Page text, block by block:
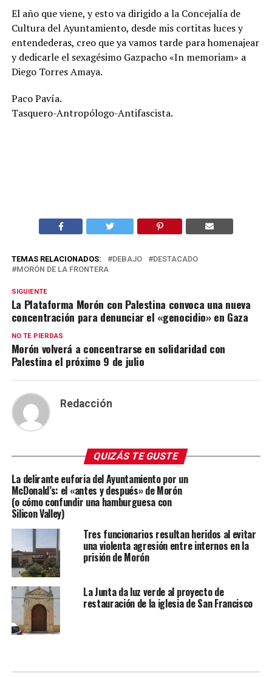
El año que viene, y esto va dirigido a la Concejalía de
Cultura del Ayuntamiento, desde mis cortitas luces y
entendederas, creo que ya vamos tarde para homenajear
y dedicarle el sexagésimo Gazpacho «In memoriam» a
Diego Torres Amaya.
Paco Pavía.
Tasquero-Antropólogo-Antifascista.
TEMAS RELACIONADOS: DEBAJO
DESTACADO
MORÓN DE LA FRONTERA
SIGUIENTE
La Plataforma Morón con Palestina convoca una nueva
concentración para denunciar el «genocidio» en Gaza
NO TE PIERDAS
Morón volverá a concentrarse en solidaridad con
Palestina el próximo 9 de julio
Redacción
QUIZÁS TE GUSTE
La delirante euforia del Ayuntamiento por un
McDonald’s: el «antes y después» de Morón
(o cómo confundir una hamburguesa con
Silicon Valley)
Tres funcionarios resultan heridos al evitar
una violenta agresión entre internos en la
prisión de Morón
La Junta da luz verde al proyecto de
restauración de la iglesia de San Francisco